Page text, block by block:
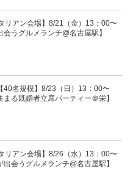
リアン会場】8/21（金）13：00〜
会うグルメランチ@名古屋駅】
40名規模】8/23（日）13：00〜
まる既婚者立席パーティー＠栄】
リアン会場】8/26（水）13：00〜
出会うグルメランチ@名古屋駅】